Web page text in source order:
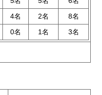
4名 2名
8名
0名 1名 3名